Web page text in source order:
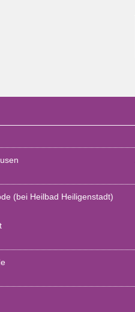
(bei Heilbad Heiligenstadt)